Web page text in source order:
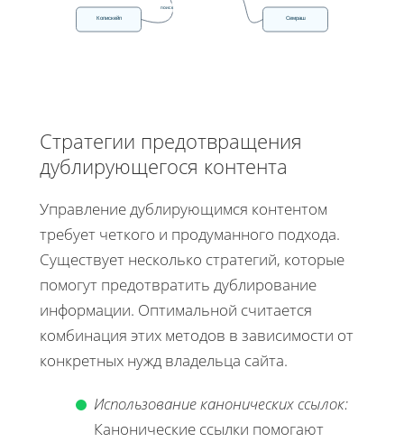
Копискейп Семраш
поиск
Стратегии предотвращения
дублирующегося контента
Управление дублирующимся контентом
требует четкого и продуманного подхода.
Существует несколько стратегий, которые
помогут предотвратить дублирование
информации. Оптимальной считается
комбинация этих методов в зависимости от
конкретных нужд владельца сайта.
Использование канонических ссылок:
Канонические ссылки помогают